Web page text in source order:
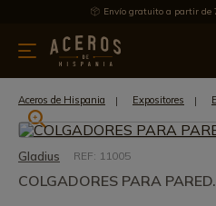
Envío gratuito a partir de
menaje Ofertas Ultimas
Aceros de Hispania Expositores
Gladius REF: 11005
COLGADORES PARA